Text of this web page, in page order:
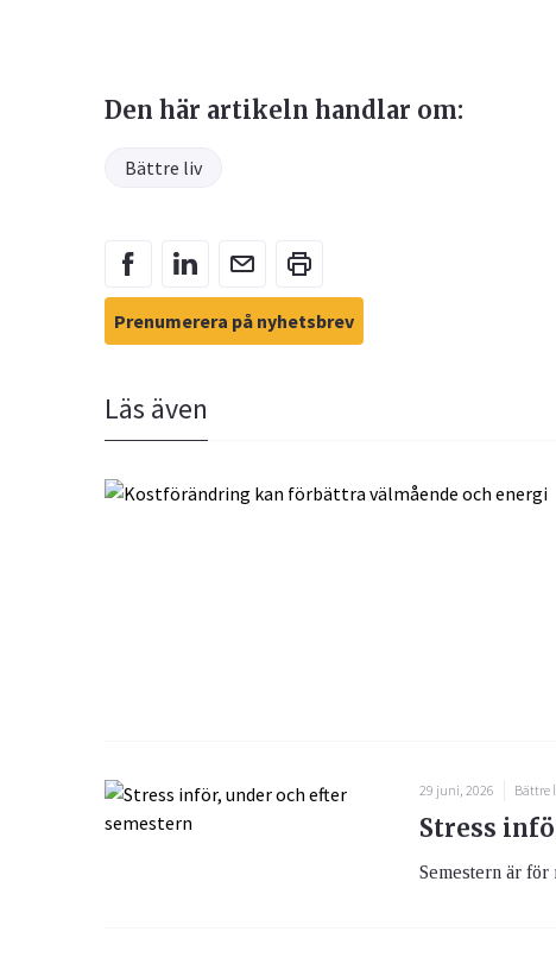
Den här artikeln handlar om:
Bättre liv
Prenumerera på nyhetsbrev
Läs även
29 juni, 2026 Bättre
Stress
Semestern är för